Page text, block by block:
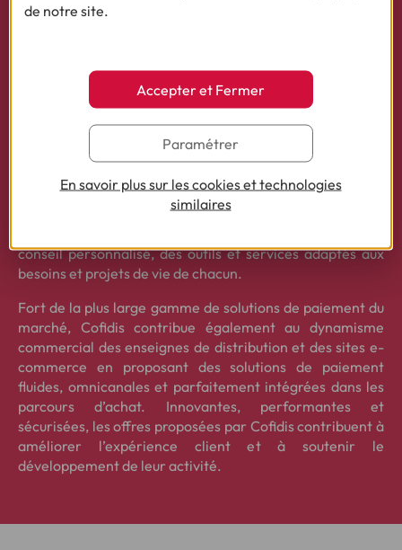
À propos de COFIDIS France
Avec 10 millions de clients, plus de 10 000 enseignes
partenaires et 1 672 collaborateurs, Cofidis est depuis plus
de 40 ans un acteur majeur du crédit à la consommation
solutions de paiement, assurance, rachat de créances et
partenariats). Acteur fortement engagé dans
conseil personnalisé, des outils et services adaptés aux
besoins et projets de vie de chacun.
Fort de la plus large gamme de solutions de paiement du
marché, Cofidis contribue également au dynamisme
commercial des enseignes de distribution et des sites e-
commerce en proposant des solutions de paiement
fluides, omnicanales et parfaitement intégrées dans les
parcours d’achat. Innovantes, performantes et
sécurisées, les offres proposées par Cofidis contribuent à
améliorer l’expérience client et à soutenir le
développement de leur activité.
de notre site.
Accepter et Fermer
Paramétrer
En savoir plus sur les cookies et technologies
similaires